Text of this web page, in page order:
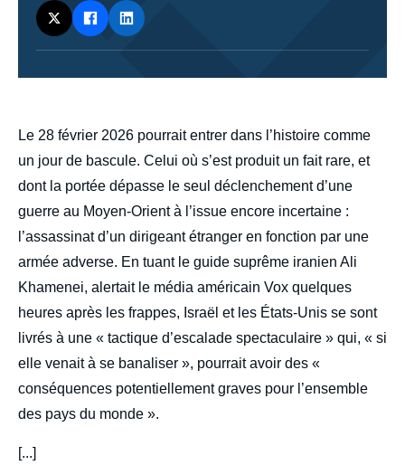
body
Le 28 février 2026 pourrait entrer dans l’histoire comme
un jour de bascule. Celui où s’est produit un fait rare, et
dont la portée dépasse le seul déclenchement d’une
guerre au Moyen-Orient à l’issue encore incertaine :
l’assassinat d’un dirigeant étranger en fonction par une
armée adverse. En tuant le guide suprême iranien Ali
Khamenei, alertait le média américain Vox quelques
heures après les frappes, Israël et les États-Unis se sont
livrés à une « tactique d’escalade spectaculaire » qui, « si
elle venait à se banaliser », pourrait avoir des «
conséquences potentiellement graves pour l’ensemble
des pays du monde ».
[...]